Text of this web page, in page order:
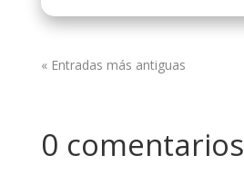
« Entradas más antiguas
0 comentarios